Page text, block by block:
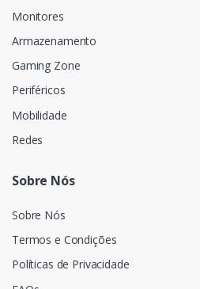
Monitores
Armazenamento
Gaming Zone
Periféricos
Mobilidade
Redes
Sobre Nós
Sobre Nós
Termos e Condições
Políticas de Privacidade